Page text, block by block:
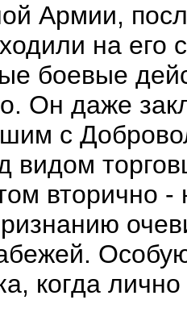
Армии,
на
боевые
Он даже
с
видом
вторично -
когда